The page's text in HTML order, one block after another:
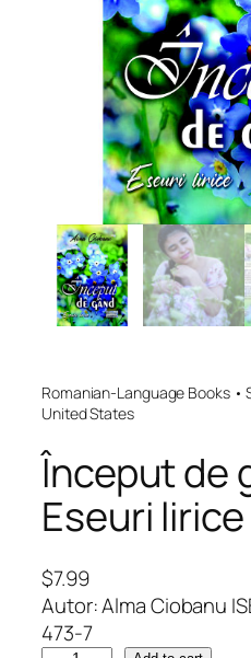
Romanian-Language Books •
United States
Început de
Eseuri lirice
$7.99
Autor: Alma Ciobanu
473-7